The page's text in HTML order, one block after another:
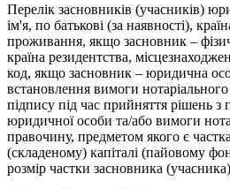
Перелік засновників (учасників)
ім'я, по батькові (за наявності),
проживання, якщо засновник –
країна резидентства,
код, якщо засновник – юридична
встановлення вимоги
підпису під час прийняття рішень з
юридичної особи та/або вимоги
правочину, предметом якого є
(складеному) капіталі (пайовому
розмір частки засновника (учасника)